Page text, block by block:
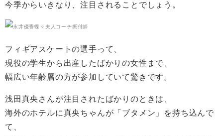
今季からいきなり、注目されることでしょう。
フィギアスケートの選手って、
現役の学生から出産したばかりの女性まで、
幅広い年齢層の方が参加していて驚きです。
浅田真央さんが注目されたばかりのときは、
海外のホテルに真央ちゃんが「ブタメン」を持ち込んで
て、